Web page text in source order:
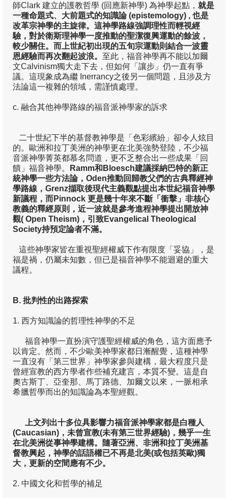
師Clark 建立的護教哲學 (回應新神學) 為神學起點， 就是
一種命題式、大前題式的知識論(epistemology) , 也是
改革宗神學的主旋律。這神學路線強調理性而輕視經
驗，對於衛斯理神學一度推動的聖潔復興運動的餘波，
較少關住。而上世紀初出現的五旬宗運動則結合一波靈
恩經驗而再次翻起波浪。 至此，福音神學再不能以加爾
文Calvinism獨大走下去，但如何「讓步」仍一直有爭
議。這現象成為繼 Inerrancy之後另一個問題，且涉及方
法論這一複雜的領域，需謹慎處理。
c. 融合其他神學路線的福音派神學家的訴求
二十世紀下半的基督教神學是「色彩繽紛」卻令人炫目
的。歐洲和拉丁美洲的神學更在北美強勢登陸，不少福
音派神學菁英都慕名問道，更不乏整合出一些成果「回
饋」福音神學。
Ramm和Bloesch建議採納巴特的新正
統神學一些方法論，Oden推動回歸教父們的古典釋經神
學路線，Grenz擷取後現代主義觀點提出本世紀福音神學
新議程，而Pinnock 更是幾十年來不斷「衝擊」非核心
教義的釋經原則，近一波就是參考進程神學提出開放神
觀( Open Theism) ，引致Evangelical Theological
Society持預定論者不滿。
這些神學家皆在重視聖經權威下作有限度「妥協」，是
福是禍，仍屬未知數，但已是福音神學不能迴避的重大
議程。
B. 批判性的出路探索
1. 西方知識論的哲理性神學的不足
福音神學一直扮演守護聖經權威的角色，這方面應予
以肯定。然而，不少歐美神學家都日漸醒覺，這種神學
一直沒有「第三世界」神學家參與建構，最大程度只是
曾經宣教的西方學者作些補充建言，本質不變。這是自
奧古斯丁、亞奎那、馬丁路德、加爾文以來，一脈相承
希臘哲學而出的知識論為本聖經觀。
上文列出十多位具影響力福音派神學家都是白種人
(Caucasian) ，未曾宣教(未有第三世界經驗) ，幾乎一生
在北美洲從事神學建構。隨著亞洲、非洲和拉丁美洲基
督教興起，神學的話語權已不再是北美(或包括英歐)獨
大，更新的空間應有不少。
2. 中國文化和哲學的補足